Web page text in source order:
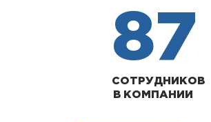
87
СОТРУДНИКОВ
В КОМПАНИИ